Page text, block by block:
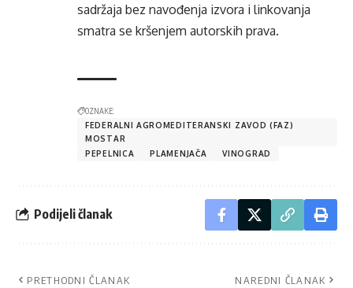
sadržaja bez navođenja izvora i linkovanja
smatra se kršenjem autorskih prava.
OZNAKE:
FEDERALNI AGROMEDITERANSKI ZAVOD (FAZ)
MOSTAR
PEPELNICA
PLAMENJAČA VINOGRAD
Podijeli članak
PRETHODNI ČLANAK NAREDNI ČLANAK